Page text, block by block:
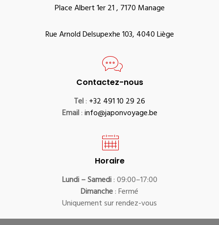
Place Albert 1er 21 , 7170 Manage
Rue Arnold Delsupexhe 103, 4040 Liège
Contactez-nous
Tel: +32 491 10 29 26
Email:info@japonvoyage.be
Horaire
Lundi – Samedi: 09:00–17:00
Dimanche: Fermé
Uniquement sur rendez-vous